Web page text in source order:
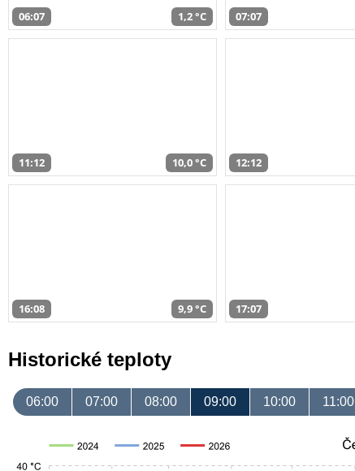
06:07 1,2 °C 07:07
11:12 10,0 °C 12:12
16:08 9,9 °C 17:07
Historické teploty
06:00 07:00 08:00 09:00 10:00 11:00